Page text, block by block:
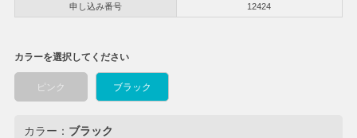
申し込み番号 12424
カラーを選択してください
ピンク ブラック
カラー： ブラック